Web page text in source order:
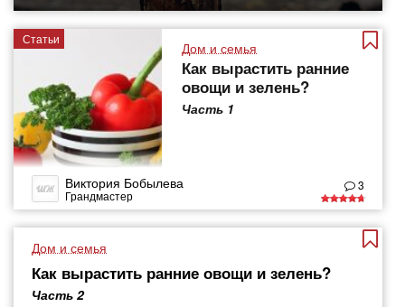
Статьи
Дом и семья
Как вырастить ранние
овощи и зелень?
Часть 1
Виктория Бобылева
Грандмастер
3
Дом и семья
Как вырастить ранние овощи и зелень?
Часть 2